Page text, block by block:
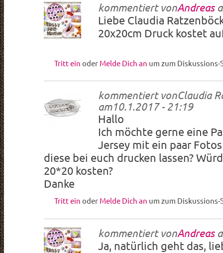
kommentiert vonAndreas
Liebe Claudia
20x20cm Druck kostet
Tritt ein oder Melde Dich an um zum
kommentiert vonClaudia
am10.1.2017 - 21:19
Hallo
Ich möchte gerne eine
Jersey mit ein paar
diese bei euch drucken lassen?
20*20 kosten?
Danke
Tritt ein oder Melde Dich an um zum
kommentiert vonAndreas
Ja, natürlich geht das,